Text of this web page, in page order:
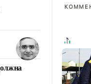
трех
война с
период